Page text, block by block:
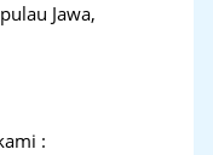
Jawa,
: